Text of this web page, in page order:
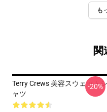
も
関
Terry Crews 美容スウェットシ
ャツ
-20%